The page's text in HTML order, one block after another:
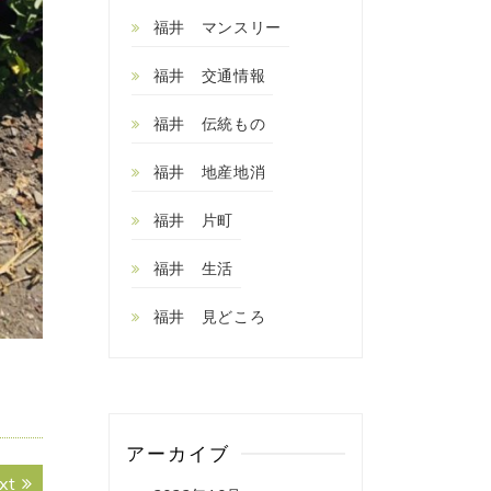
Next
福井 マンスリー
福井 交通情報
福井 伝統もの
福井 地産地消
福井 片町
福井 生活
福井 見どころ
アーカイブ